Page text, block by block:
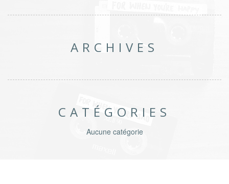
ARCHIVES
CATÉGORIES
Aucune catégorie